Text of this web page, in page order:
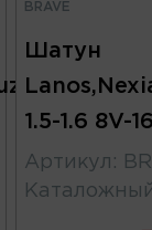
BRAVE
Шатун
1.5-1.6 8V-
Артикул :